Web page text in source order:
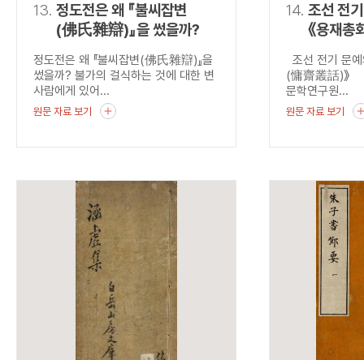
13. 정도전은 왜 『불씨잡변
(佛氏雜辯)』을 썼을까?
정도전은 왜 『불씨잡변(佛氏雜辯)』을
썼을까? 불가의 걸식하는 것에 대한 변
사람에게 있어...
원문 자료 보기
14. 조선 전
《용재
조선 전기 문
(慵齋叢話)》
문학연구원...
원문 자료 보기